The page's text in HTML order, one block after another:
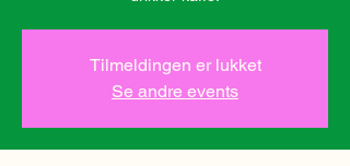
Tilmeldingen er lukket
Se andre events